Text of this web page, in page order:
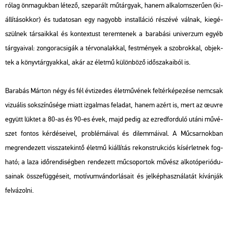
ró­lag ön­ma­guk­ban lé­te­ző, sze­pa­rált mű­tár­gyak, hanem al­ka­lom­sze­rű­en (ki­
ál­lí­tá­sok­kor) és tu­da­to­san egy na­gyobb ins­tal­lá­ció ré­szé­vé vál­nak, ki­egé­
szül­nek tár­sa­ik­kal és kon­tex­tust te­rem­te­nek a ba­ra­bá­si uni­ver­zum egyéb
tár­gya­i­val: zon­go­ra­csi­gák a tér­vo­na­lak­kal, fest­mé­nyek a szob­rok­kal, ob­jek­
tek a könyv­tár­gyak­kal, akár az élet­mű kü­lön­bö­ző idő­sza­ka­i­ból is.
Ba­ra­bás Már­ton négy és fél év­ti­ze­des élet­mű­vé­nek fel­tér­ké­pe­zé­se nem­csak
vi­zu­á­lis sok­szí­nű­sé­ge miatt iz­gal­mas fel­adat, hanem azért is, mert az œuvre
együtt lük­tet a 80-as és 90-es évek, majd pedig az ez­red­for­du­ló utáni mű­vé­
szet fon­tos kér­dé­se­i­vel, prob­lé­má­i­val és di­lem­má­i­val. A Mű­csar­nok­ban
meg­ren­de­zett vissza­te­kin­tő élet­mű ki­ál­lí­tás re­konst­ruk­ci­ós kí­sér­let­nek fog­
ha­tó; a laza idő­ren­di­ség­ben ren­de­zett mű­cso­por­tok mű­vész al­ko­tó­pe­ri­ó­du­
sa­i­nak össze­füg­gé­se­it, mo­tí­vum­ván­dor­lá­sa­it és jel­kép­hasz­ná­la­tát kí­ván­ják
fel­vá­zol­ni.